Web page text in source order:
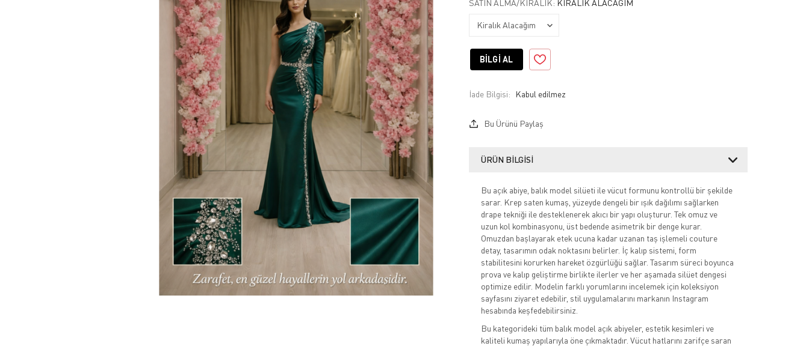
SATIN ALMA/KIRALIK: KIRALIK ALACAĞIM
BILGI AL
İade Bilgisi:
Bu Ürünü Paylaş
ÜRÜN BILGISI
Bu açık abiye, balık model silüeti ile vücut formunu kontrollü bir şekilde
sarar. Krep saten kumaş, yüzeyde dengeli bir ışık dağılımı sağlarken
drape tekniği ile desteklenerek akıcı bir yapı oluşturur. Tek omuz ve
uzun kol kombinasyonu, üst bedende asimetrik bir denge kurar.
Omuzdan başlayarak etek ucuna kadar uzanan taş işlemeli couture
detay, tasarımın odak noktasını belirler. İç kalıp sistemi, form
stabilitesini korurken hareket özgürlüğü sağlar. Tasarım süreci boyunca
prova ve kalıp geliştirme birlikte ilerler ve her aşamada silüet dengesi
optimize edilir. Modelin farklı yorumlarını incelemek için koleksiyon
sayfasını ziyaret edebilir, stil uygulamalarını markanın Instagram
hesabında keşfedebilirsiniz.
Bu kategorideki tüm balık model açık abiyeler, estetik kesimleri ve
kaliteli kumaş yapılarıyla öne çıkmaktadır. Vücut hatlarını zarifçe saran